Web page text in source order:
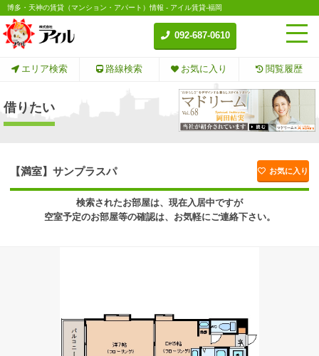
博多・天神の賃貸（マンション・アパート）情報 - アイル賃貸-福岡
092-687-0610
エリア検索 路線検索 お気に入り 閲覧履歴
借りたい
【満室】サンプラスパ お気に入り
検索されたお部屋は、現在入居中ですが
空室予定のお部屋等の確認は、お気軽にご連絡下さい。